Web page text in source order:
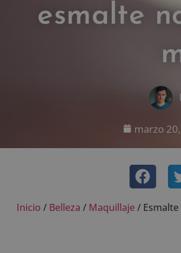
esmalte
marzo
Inicio / Belleza / Maquillaje/